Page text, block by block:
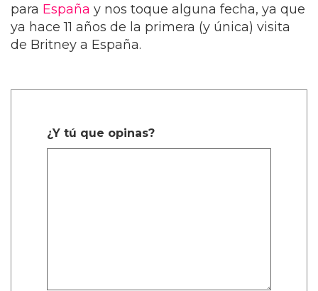
para España y nos toque alguna fecha, ya que
ya hace 11 años de la primera (y única) visita
de Britney a España.
¿Y tú que opinas?